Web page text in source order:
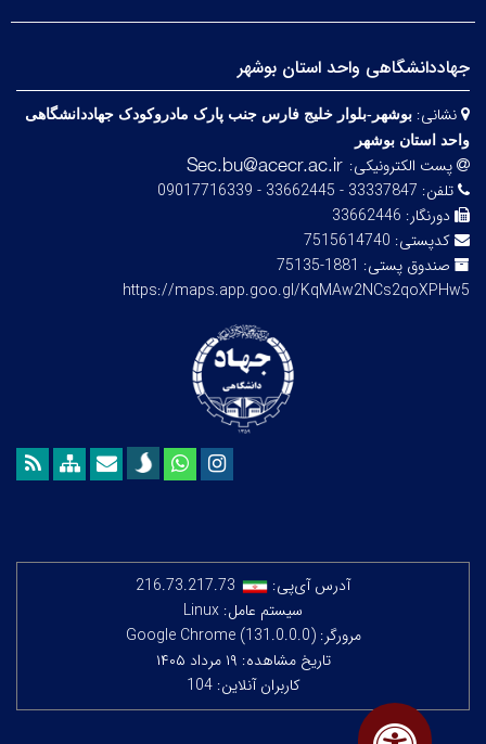
جهاددانشگاهی واحد استان بوشهر
نشانی: بوشهر-بلوار خلیج فارس­ جنب ­پارک مادروکودک جهاددانشگاهی
واحد استان بوشهر
پست الکترونیکی:
تلفن: 33337847 - 33662445 - 09017716339
دورنگار: 33662446
کدپستی: 7515614740
صندوق پستی: 1881-75135
https://maps.app.goo.gl/KqMAw2NCs2qoXPHw5
آدرس آی‌پی:
216.73.217.73
سیستم عامل: Linux
مرورگر: Google Chrome (131.0.0.0)
تاریخ مشاهده: ۱۹ مرداد ۱۴۰۵
کاربران آنلاین: 104